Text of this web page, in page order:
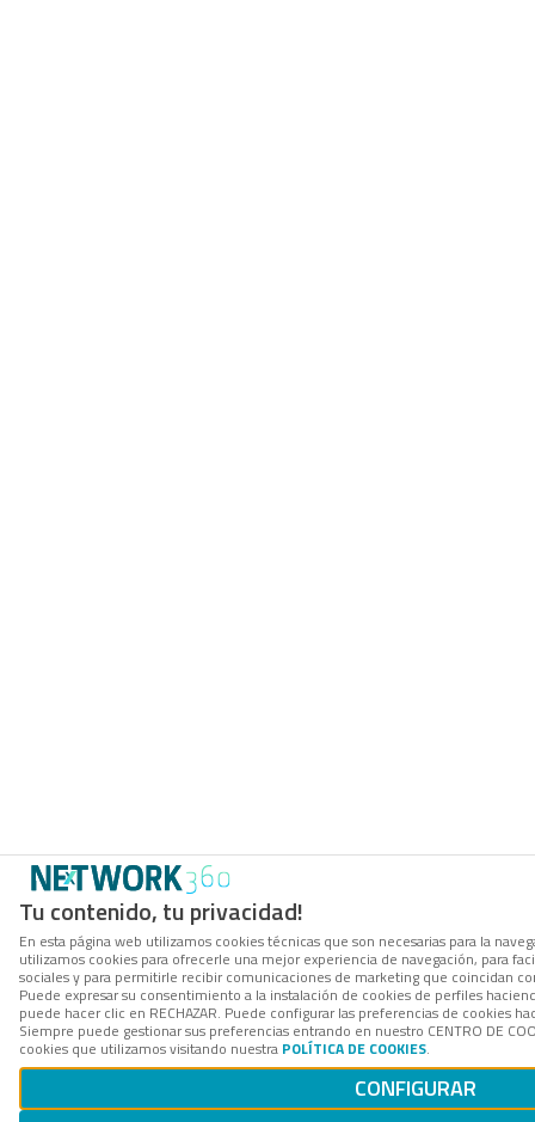
Tu contenido, tu privacidad!
En esta página web utilizamos cookies técnicas que son necesarias para la
utilizamos cookies para ofrecerle una mejor experiencia de navegación, para
sociales y para permitirle recibir comunicaciones de marketing que coincidan
Puede expresar su consentimiento a la instalación de cookies de perfiles
puede hacer clic en RECHAZAR. Puede configurar las preferencias de cookies
Siempre puede gestionar sus preferencias entrando en nuestro CENTRO DE
cookies que utilizamos visitando nuestra POLÍTICA DE COOKIES.
CONFIGURAR